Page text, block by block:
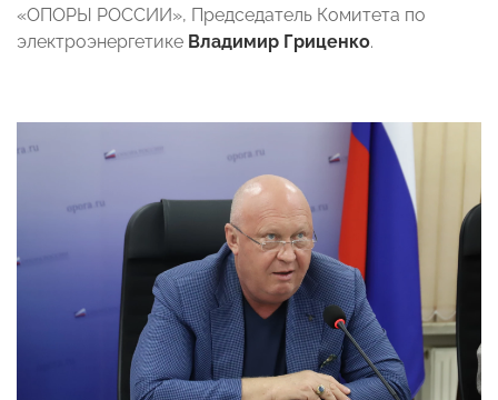
«ОПОРЫ РОССИИ», Председатель Комитета по
электроэнергетике Владимир Гриценко.